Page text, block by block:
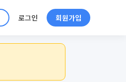
로그인 회원가입